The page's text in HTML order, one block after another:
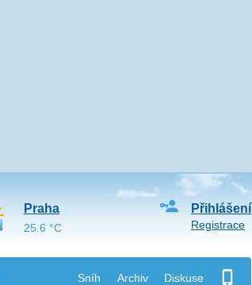
Sníh Archiv Diskuse
Přihlášení
Registrace
Praha
25.6 °C